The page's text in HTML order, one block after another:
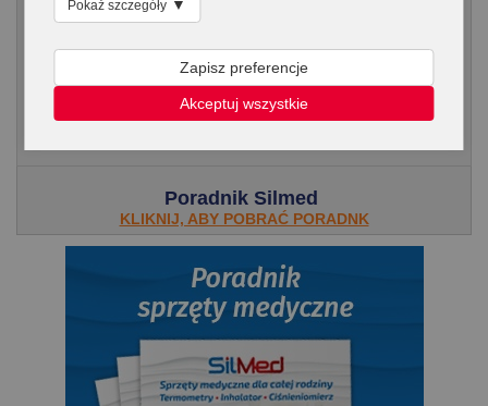
Niska masa urodzeniowa noworodka – co
Noworodek o niskiej masie urodzeniowej to taki, który w
momencie narodzin nie przekroczył 2500 g. Może to być
efektem jego przedwczesnego urodzenia, przez co...
Poradnik Silmed
KLIKNIJ, ABY POBRAĆ PORADNK
Pokaż szczegóły ▼
Zapisz preferencje
Akceptuj wszystkie